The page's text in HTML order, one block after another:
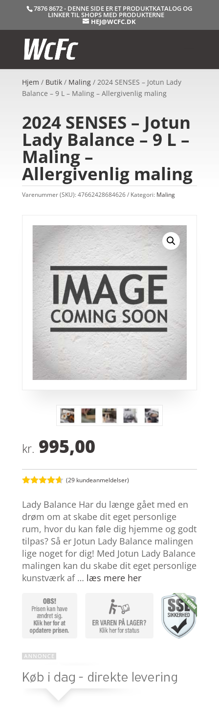
7876 8672 - DENNE SIDE ER ET PRODUKTKATALOG OG
LINKER TIL SHOPS MED PRODUKTERNE
HEJ@WCFC.DK
Hjem / Butik/ Maling/ 2024 SENSES – Jotun Lady
Balance – 9 L – Maling – Allergivenlig maling
2024 SENSES – Jotun
Lady Balance – 9 L –
Maling –
Allergivenlig maling
Varenummer (SKU):47662428684626 Kategori: Maling
kr. 995,00
ud af 5
baseret på
kundebedø
mmelser
(29 kundeanmeldelser)
Lady Balance Har du længe gået med en
drøm om at skabe dit eget personlige
rum, hvor du kan føle dig hjemme og godt
tilpas? Så er Jotun Lady Balance malingen
lige noget for dig! Med Jotun Lady Balance
malingen kan du skabe dit eget personlige
kunstværk af … læs mere her